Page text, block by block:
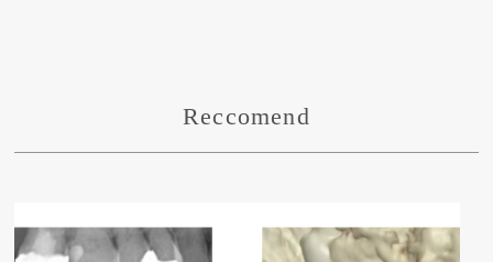
Reccomend